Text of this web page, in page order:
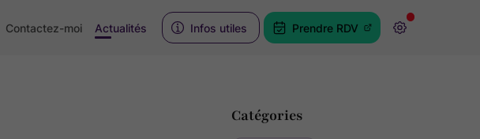
Contactez-moi Actualités Infos utiles Prendre RDV
Catégories